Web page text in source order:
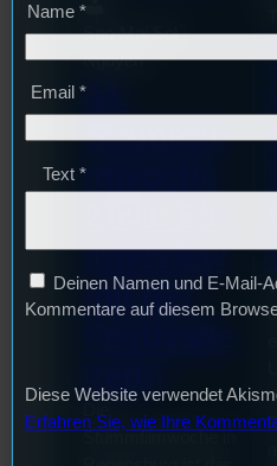
Sao-Mai Sol
Nguyen
44.
Stummfil
mwoche
Interview
mit der
Name *
Email *
Text *
Deinen Namen und E-Mail-
Kommentare auf diesem
Diese Website verwendet
Erfahren Sie, wie Ihre